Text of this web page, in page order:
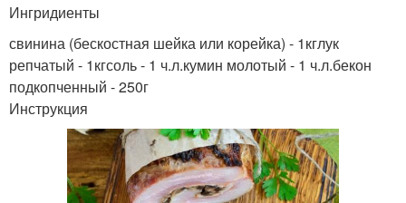
Ингридиенты
свинина (бескостная шейка или корейка) - 1кглук
репчатый - 1кгсоль - 1 ч.л.кумин молотый - 1 ч.л.бекон
подкопченный - 250г
Инструкция